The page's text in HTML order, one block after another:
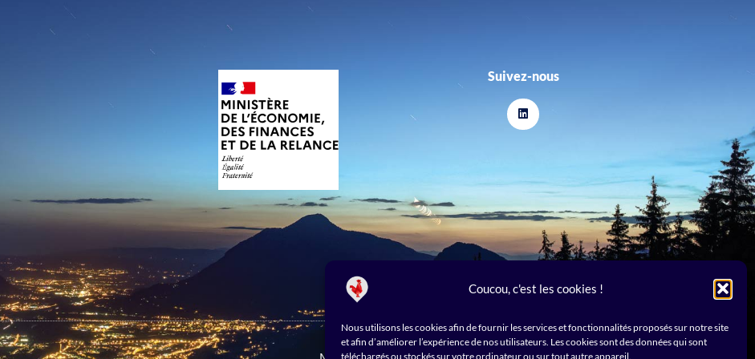
Coucou, c'est les cookies !
Nous utilisons les cookies afin de fournir les services et fonctionnalités proposés sur notre site
et afin d’améliorer l’expérience de nos utilisateurs. Les cookies sont des données qui sont
téléchargés ou stockés sur votre ordinateur ou sur tout autre appareil.
Suivez-nous
L
i
n